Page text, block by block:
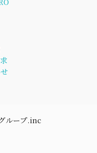
ループ.inc